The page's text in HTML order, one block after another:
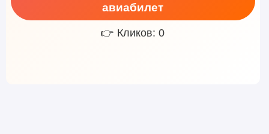
авиабилет
👉 Кликов: 0